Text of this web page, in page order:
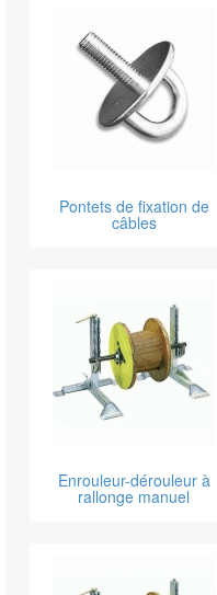
Pontets de fixation de
câbles
Enrouleur-dérouleur à
rallonge manuel